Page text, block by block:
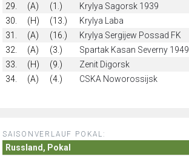
29.
(A) (1.) Krylya Sagorsk 1939
30.
(H) (13.) Krylya Laba
31.
(A) (16.) Krylya Sergijew Possad FK
32.
(A) (3.) Spartak Kasan Severny 1949
33.
(H) (9.) Zenit Digorsk
34.
(A) (4.) CSKA Noworossijsk
SAISONVERLAUF POKAL:
Russland, Pokal